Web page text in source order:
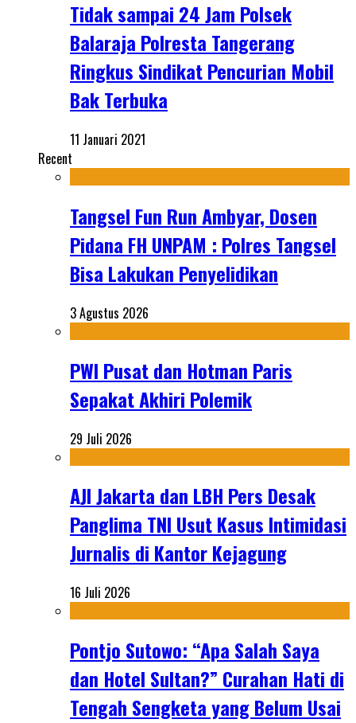
Tidak sampai 24 Jam Polsek
Balaraja Polresta Tangerang
Ringkus Sindikat Pencurian Mobil
Bak Terbuka
11 Januari 2021
Recent
Tangsel Fun Run Ambyar, Dosen
Pidana FH UNPAM : Polres Tangsel
Bisa Lakukan Penyelidikan
3 Agustus 2026
PWI Pusat dan Hotman Paris
Sepakat Akhiri Polemik
29 Juli 2026
AJI Jakarta dan LBH Pers Desak
Panglima TNI Usut Kasus Intimidasi
Jurnalis di Kantor Kejagung
16 Juli 2026
Pontjo Sutowo: “Apa Salah Saya
dan Hotel Sultan?” Curahan Hati di
Tengah Sengketa yang Belum Usai